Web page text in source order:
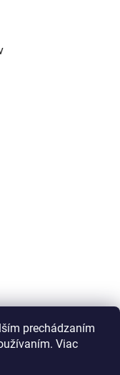
prechádzaním
Viac